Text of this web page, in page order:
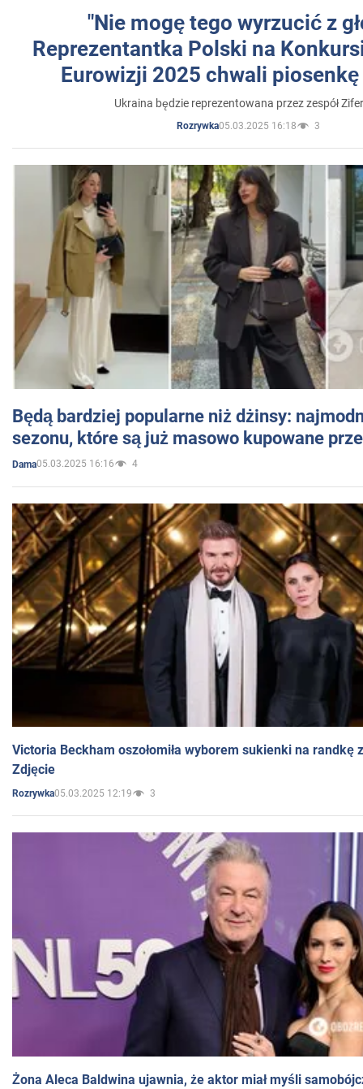
"Nie mogę tego wyrzucić z
Reprezentantka Polski na
Eurowizji 2025 chwali
Ukraina będzie reprezentowana przez zespół
Rozrywka05.03.2025 16:18 3
Będą bardziej popularne niż dżinsy:
sezonu, które są już masowo kupowane
Dama05.03.2025 16:16 4
Victoria Beckham oszołomiła wyborem sukienki na randkę
Zdjęcie
Rozrywka05.03.2025 12:19 3
Żona Aleca Baldwina ujawnia, że aktor miał myśli